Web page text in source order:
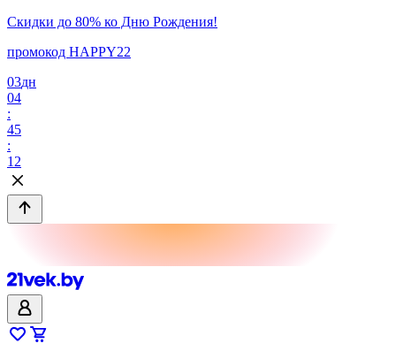
Скидки до 80% ко Дню Рождения!
промокод HAPPY22
03дн
04
:
45
:
12